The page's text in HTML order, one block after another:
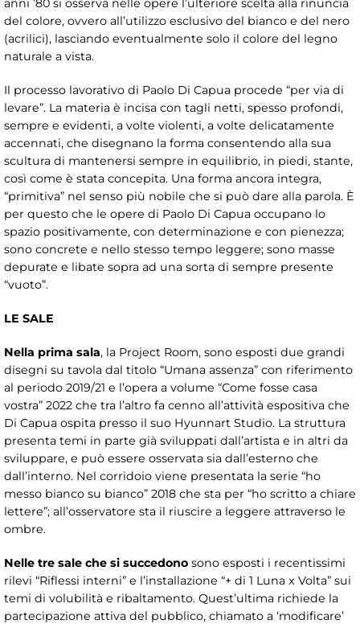
del colore, ovvero all’utilizzo esclusivo del bianco e del nero
(acrilici), lasciando eventualmente solo il colore del legno
naturale a vista.
Il processo lavorativo di Paolo Di Capua procede “per via di
levare”. La materia è incisa con tagli netti, spesso profondi,
sempre e evidenti, a volte violenti, a volte delicatamente
accennati, che disegnano la forma consentendo alla sua
scultura di mantenersi sempre in equilibrio, in piedi, stante,
così come è stata concepita. Una forma ancora integra,
“primitiva” nel senso più nobile che si può dare alla parola. È
per questo che le opere di Paolo Di Capua occupano lo
spazio positivamente, con determinazione e con pienezza;
sono concrete e nello stesso tempo leggere; sono masse
depurate e libate sopra ad una sorta di sempre presente
“vuoto”.
LE SALE
Nella prima sala, la Project Room, sono esposti due grandi
disegni su tavola dal titolo “Umana assenza” con riferimento
al periodo 2019/21 e l’opera a volume “Come fosse casa
vostra” 2022 che tra l’altro fa cenno all’attività espositiva che
Di Capua ospita presso il suo Hyunnart Studio. La struttura
presenta temi in parte già sviluppati dall’artista e in altri da
sviluppare, e può essere osservata sia dall’esterno che
dall’interno. Nel corridoio viene presentata la serie “ho
messo bianco su bianco” 2018 che sta per “ho scritto a chiare
lettere”; all’osservatore sta il riuscire a leggere attraverso le
ombre.
Nelle tre sale che si succedono sono esposti i recentissimi
rilevi “Riflessi interni” e l’installazione “+ di 1 Luna x Volta” sui
temi di volubilità e ribaltamento. Quest’ultima richiede la
partecipazione attiva del pubblico, chiamato a ‘modificare’